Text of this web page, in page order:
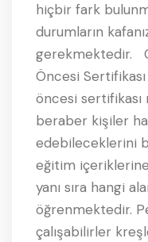
hiçbir fark
durumların
gerekmektedir.
Öncesi
öncesi sertifikası
beraber kişiler
edebileceklerini
eğitim
yanı sıra hangi
öğrenmektedir.
çalışabilirler